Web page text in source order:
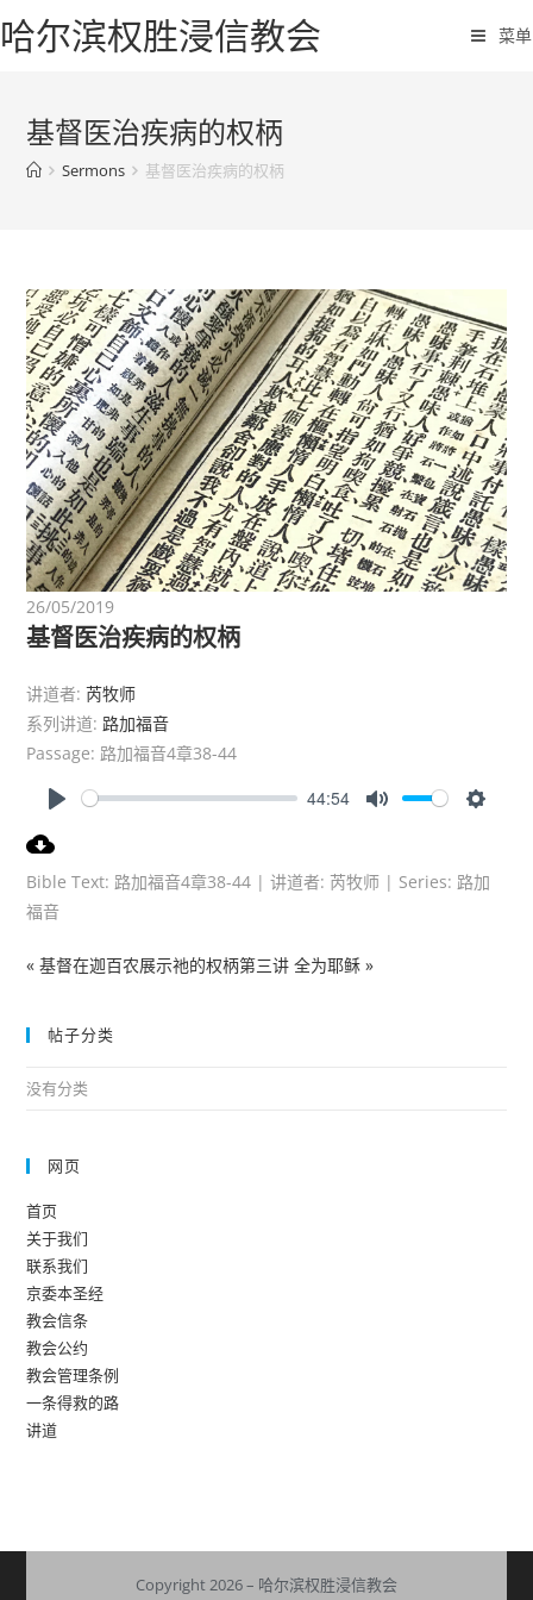
哈尔滨权胜浸信教会 菜单
基督医治疾病的权柄
Sermons 基督医治疾病的权柄
26/05/2019
基督医治疾病的权柄
讲道者: 芮牧师
系列讲道: 路加福音
Passage: 路加福音4章38-44
a
y
44:54
t
t
Bible Text: 路加福音4章38-44 | 讲道者: 芮牧师 | Series: 路加
福音
« 基督在迦百农展示祂的权柄第三讲 全为耶稣 »
帖子分类
没有分类
网页
首页
关于我们
联系我们
京委本圣经
教会信条
教会公约
教会管理条例
一条得救的路
讲道
Copyright 2026 – 哈尔滨权胜浸信教会